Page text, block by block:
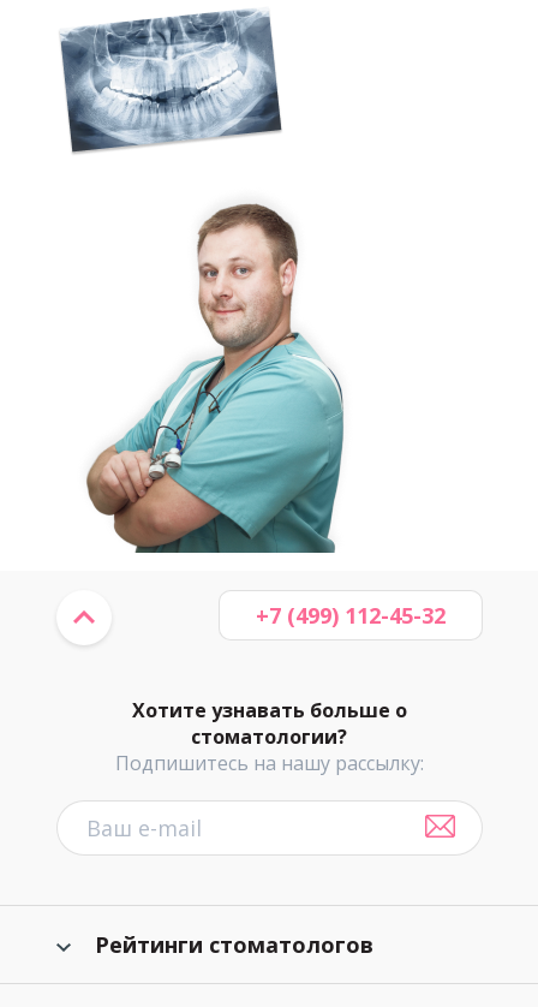
Хотите узнавать больше о
стоматологии?
Подпишитесь на нашу рассылку:
+7 (499) 112-45-32
Рейтинги стоматологов